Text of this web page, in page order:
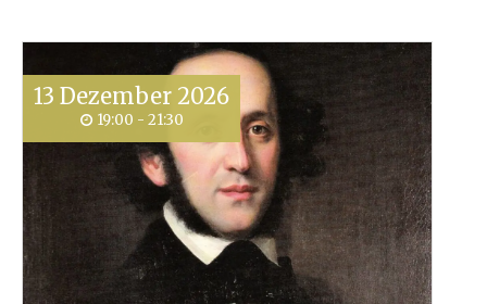
13 Dezember 2026
19:00 - 21:30